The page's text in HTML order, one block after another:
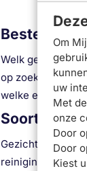
Om
uw
Met
onze
Door
Door
Kiest
Beste
Welk
op zoek naar
welke effecten
Soorten
reiniging en